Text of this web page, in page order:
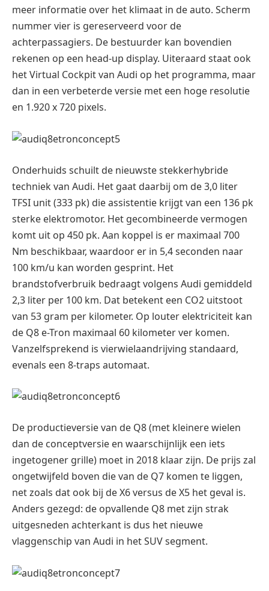
meer informatie over het klimaat in de auto. Scherm
nummer vier is gereserveerd voor de
achterpassagiers. De bestuurder kan bovendien
rekenen op een head-up display. Uiteraard staat ook
het Virtual Cockpit van Audi op het programma, maar
dan in een verbeterde versie met een hoge resolutie
en 1.920 x 720 pixels.
Onderhuids schuilt de nieuwste stekkerhybride
techniek van Audi. Het gaat daarbij om de 3,0 liter
TFSI unit (333 pk) die assistentie krijgt van een 136 pk
sterke elektromotor. Het gecombineerde vermogen
komt uit op 450 pk. Aan koppel is er maximaal 700
Nm beschikbaar, waardoor er in 5,4 seconden naar
100 km/u kan worden gesprint. Het
brandstofverbruik bedraagt volgens Audi gemiddeld
2,3 liter per 100 km. Dat betekent een CO2 uitstoot
van 53 gram per kilometer. Op louter elektriciteit kan
de Q8 e-Tron maximaal 60 kilometer ver komen.
Vanzelfsprekend is vierwielaandrijving standaard,
evenals een 8-traps automaat.
De productieversie van de Q8 (met kleinere wielen
dan de conceptversie en waarschijnlijk een iets
ingetogener grille) moet in 2018 klaar zijn. De prijs zal
ongetwijfeld boven die van de Q7 komen te liggen,
net zoals dat ook bij de X6 versus de X5 het geval is.
Anders gezegd: de opvallende Q8 met zijn strak
uitgesneden achterkant is dus het nieuwe
vlaggenschip van Audi in het SUV segment.